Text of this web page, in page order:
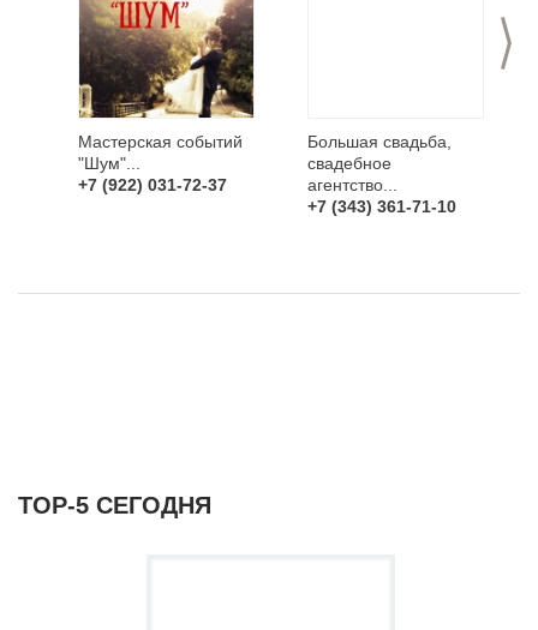
>
Мастерская событий
"Шум"...
+7 (922) 031-72-37
Большая свадьба,
свадебное
агентство...
+7 (343) 361-71-10
ТОР-5 СЕГОДНЯ